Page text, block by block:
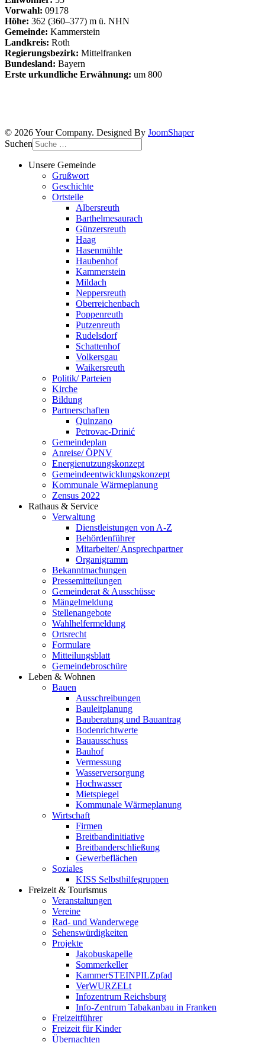
Vorwahl: 09178
Höhe: 362 (360–377) m ü. NHN
Gemeinde: Kammerstein
Landkreis: Roth
Regierungsbezirk: Mittelfranken
Bundesland: Bayern
Erste urkundliche Erwähnung: um 800
© 2026 Your Company. Designed By JoomShaper
Suchen
Unsere Gemeinde
Grußwort
Geschichte
Ortsteile
Albersreuth
Barthelmesaurach
Günzersreuth
Haag
Hasenmühle
Haubenhof
Kammerstein
Mildach
Neppersreuth
Oberreichenbach
Poppenreuth
Putzenreuth
Rudelsdorf
Schattenhof
Volkersgau
Waikersreuth
Politik/ Parteien
Kirche
Bildung
Partnerschaften
Quinzano
Petrovac-Drinić
Gemeindeplan
Anreise/ ÖPNV
Energienutzungskonzept
Gemeindeentwicklungs­konzept
Kommunale Wärmeplanung
Zensus 2022
Rathaus & Service
Verwaltung
Dienstleistungen von A-Z
Behördenführer
Mitarbeiter/ Ansprechpartner
Organigramm
Bekanntmachungen
Pressemitteilungen
Gemeinderat & Ausschüsse
Mängelmeldung
Stellenangebote
Wahlhelfermeldung
Ortsrecht
Formulare
Mitteilungsblatt
Gemeindebroschüre
Leben & Wohnen
Bauen
Ausschreibungen
Bauleitplanung
Bauberatung und Bauantrag
Bodenrichtwerte
Bauausschuss
Bauhof
Vermessung
Wasserversorgung
Hochwasser
Mietspiegel
Kommunale Wärmeplanung
Wirtschaft
Firmen
Breitbandinitiative
Breitbanderschließung
Gewerbeflächen
Soziales
KISS Selbsthilfegruppen
Freizeit & Tourismus
Veranstaltungen
Vereine
Rad- und Wanderwege
Sehenswürdigkeiten
Projekte
Jakobuskapelle
Sommerkeller
KammerSTEINPILZpfad
VerWURZELt
Infozentrum Reichsburg
Info-Zentrum Tabakanbau in Franken
Freizeitführer
Freizeit für Kinder
Übernachten